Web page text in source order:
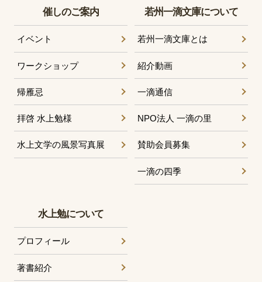
催しのご案内
イベント
ワークショップ
帰雁忌
拝啓 水上勉様
水上文学の風景写真展
若州一滴文庫について
若州一滴文庫とは
紹介動画
一滴通信
NPO法人 一滴の里
賛助会員募集
一滴の四季
水上勉について
プロフィール
著書紹介